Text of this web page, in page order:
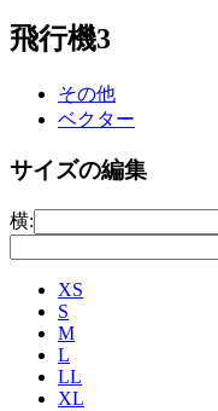
飛行機3
その他
ベクター
サイズの編集
横:
XS
S
M
L
LL
XL